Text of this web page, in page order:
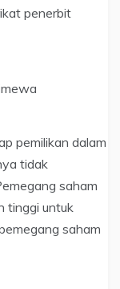
penerbit
pemilikan dalam
tidak
saham
tinggi untuk
saham